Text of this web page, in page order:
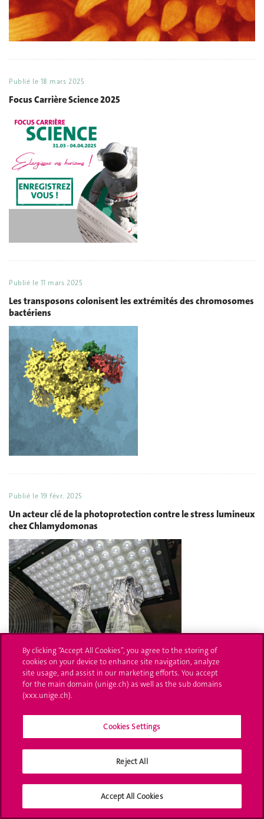
Publié le 18 mars 2025
Focus Carrière Science 2025
Publié le 11 mars 2025
Les transposons colonisent les extrémités des chromosomes
bactériens
Publié le 19 févr. 2025
Un acteur clé de la photoprotection contre le stress lumineux
chez Chlamydomonas
Un "pouce" moléculaire aide une enzyme à évaluer l’état
nutritionnel des cellules
By clicking “Accept All Cookies”, you agree to the storing of
cookies on your device to enhance site navigation, analyze
site usage, and assist in our marketing efforts. You accept
for the main domain (unige.ch) as well as the sub domains
(xxx.unige.ch).
Cookies Settings
Reject All
Accept All Cookies